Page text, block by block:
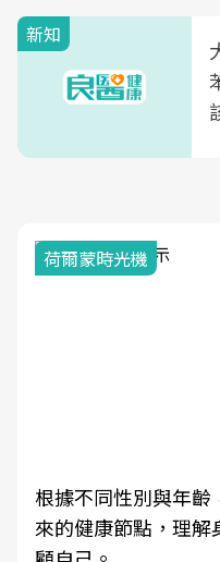
新知
荷爾蒙時光機
根據不同性別與年
來的健康節點，理